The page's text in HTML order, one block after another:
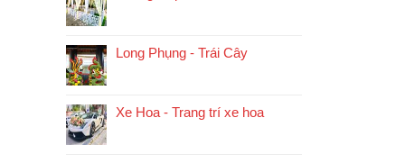
Long Phụng - Trái Cây
Xe Hoa - Trang trí xe hoa